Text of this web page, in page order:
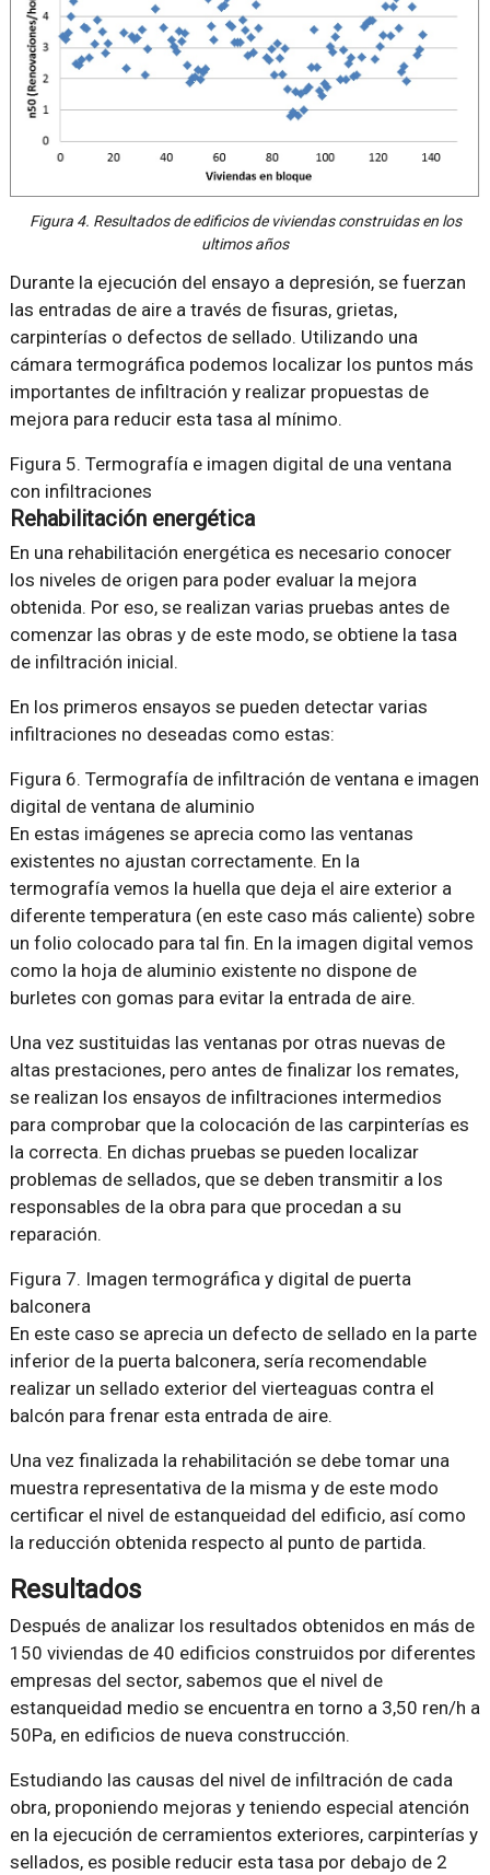
Figura 4. Resultados de edificios de viviendas construidas en los
ultimos años
Durante la ejecución del ensayo a depresión, se fuerzan
las entradas de aire a través de fisuras, grietas,
carpinterías o defectos de sellado. Utilizando una
cámara termográfica podemos localizar los puntos más
importantes de infiltración y realizar propuestas de
mejora para reducir esta tasa al mínimo.
Figura 5. Termografía e imagen digital de una ventana
con infiltraciones
Rehabilitación energética
En una rehabilitación energética es necesario conocer
los niveles de origen para poder evaluar la mejora
obtenida. Por eso, se realizan varias pruebas antes de
comenzar las obras y de este modo, se obtiene la tasa
de infiltración inicial.
En los primeros ensayos se pueden detectar varias
infiltraciones no deseadas como estas:
Figura 6. Termografía de infiltración de ventana e imagen
digital de ventana de aluminio
En estas imágenes se aprecia como las ventanas
existentes no ajustan correctamente. En la
termografía vemos la huella que deja el aire exterior a
diferente temperatura (en este caso más caliente) sobre
un folio colocado para tal fin. En la imagen digital vemos
como la hoja de aluminio existente no dispone de
burletes con gomas para evitar la entrada de aire.
Una vez sustituidas las ventanas por otras nuevas de
altas prestaciones, pero antes de finalizar los remates,
se realizan los ensayos de infiltraciones intermedios
para comprobar que la colocación de las carpinterías es
la correcta. En dichas pruebas se pueden localizar
problemas de sellados, que se deben transmitir a los
responsables de la obra para que procedan a su
reparación.
Figura 7. Imagen termográfica y digital de puerta
balconera
En este caso se aprecia un defecto de sellado en la parte
inferior de la puerta balconera, sería recomendable
realizar un sellado exterior del vierteaguas contra el
balcón para frenar esta entrada de aire.
Una vez finalizada la rehabilitación se debe tomar una
muestra representativa de la misma y de este modo
certificar el nivel de estanqueidad del edificio, así como
la reducción obtenida respecto al punto de partida.
Resultados
Después de analizar los resultados obtenidos en más de
150 viviendas de 40 edificios construidos por diferentes
empresas del sector, sabemos que el nivel de
estanqueidad medio se encuentra en torno a 3,50 ren/h a
50Pa, en edificios de nueva construcción.
Estudiando las causas del nivel de infiltración de cada
obra, proponiendo mejoras y teniendo especial atención
en la ejecución de cerramientos exteriores, carpinterías y
sellados, es posible reducir esta tasa por debajo de 2